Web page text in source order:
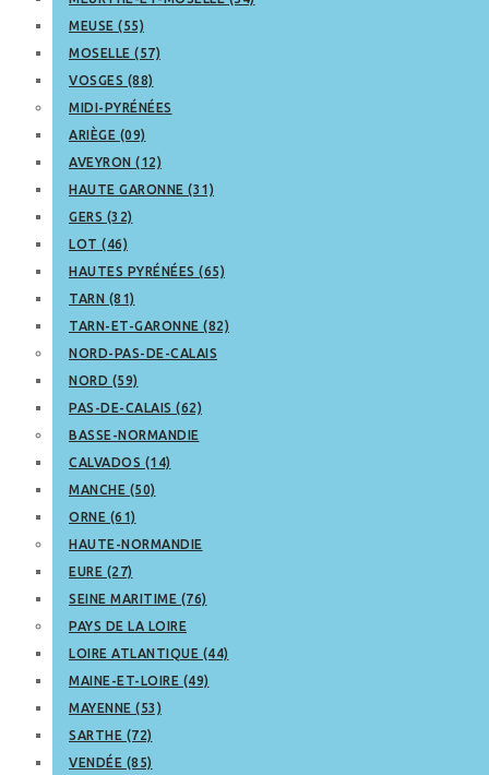
MEUSE (55)
MOSELLE (57)
VOSGES (88)
MIDI-PYRÉNÉES
ARIÈGE (09)
AVEYRON (12)
HAUTE GARONNE (31)
GERS (32)
LOT (46)
HAUTES PYRÉNÉES (65)
TARN (81)
TARN-ET-GARONNE (82)
NORD-PAS-DE-CALAIS
NORD (59)
PAS-DE-CALAIS (62)
BASSE-NORMANDIE
CALVADOS (14)
MANCHE (50)
ORNE (61)
HAUTE-NORMANDIE
EURE (27)
SEINE MARITIME (76)
PAYS DE LA LOIRE
LOIRE ATLANTIQUE (44)
MAINE-ET-LOIRE (49)
MAYENNE (53)
SARTHE (72)
VENDÉE (85)